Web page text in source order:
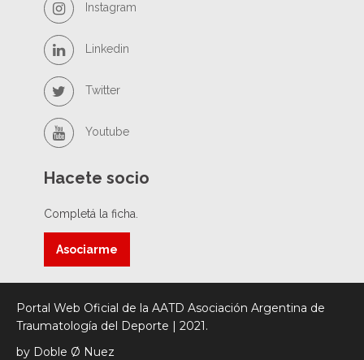
Instagram
Linkedin
Twitter
Youtube
Hacete socio
Completá la ficha.
Asociarme
Portal Web Oficial de la AATD Asociación Argentina de
Traumatología del Deporte | 2021.
by Doble Ø Nuez